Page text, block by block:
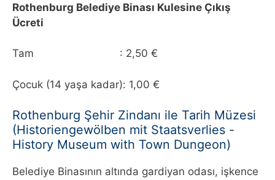
Rothenburg Belediye Binası Kulesine Çıkış
Ücreti
Tam : 2,50 €
Çocuk (14 yaşa kadar): 1,00 €
Rothenburg Şehir Zindanı ile Tarih Müzesi
(Historiengewölben mit Staatsverlies -
History Museum with Town Dungeon)
Belediye Binasının altında gardiyan odası, işkence